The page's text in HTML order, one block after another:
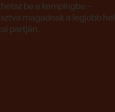
be a kempingbe –
magadnak a legjobb
partján.